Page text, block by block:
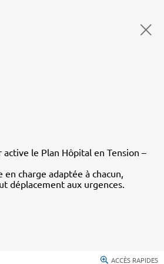
le Plan Hôpital en Tension –
charge adaptée à chacun,
déplacement aux urgences.
ACCÈS RAPIDES